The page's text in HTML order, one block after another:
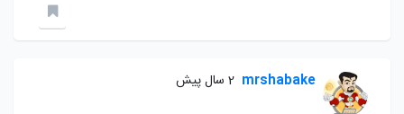
mrshabake 2 سال پیش